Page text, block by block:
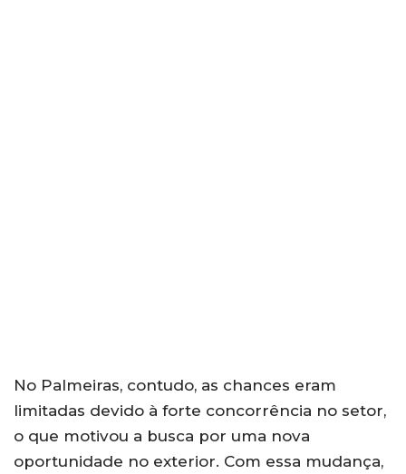
No Palmeiras, contudo, as chances eram
limitadas devido à forte concorrência no setor,
o que motivou a busca por uma nova
oportunidade no exterior. Com essa mudança,